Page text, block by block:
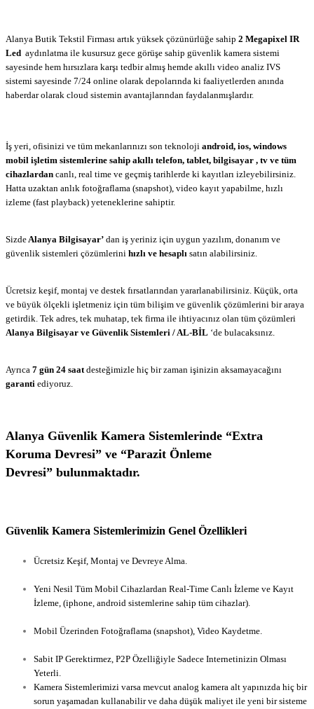
Alanya Butik Tekstil Firması artık yüksek çözünürlüğe sahip 2 Megapixel IR
Led aydınlatma ile kusursuz gece görüşe sahip güvenlik kamera sistemi
sayesinde hem hırsızlara karşı tedbir almış hemde akıllı video analiz IVS
sistemi sayesinde 7/24 online olarak depolarında ki faaliyetlerden anında
haberdar olarak cloud sistemin avantajlarından faydalanmışlardır.
İş yeri, ofisinizi ve tüm mekanlarınızı son teknoloji android, ios, windows
mobil işletim sistemlerine sahip akıllı telefon, tablet, bilgisayar , tv ve tüm
cihazlardan canlı, real time ve geçmiş tarihlerde ki kayıtları izleyebilirsiniz.
Hatta uzaktan anlık fotoğraflama (snapshot), video kayıt yapabilme, hızlı
izleme (fast playback) yeteneklerine sahiptir.
Sizde Alanya Bilgisayar’ dan iş yeriniz için uygun yazılım, donanım ve
güvenlik sistemleri çözümlerini hızlı ve hesaplı satın alabilirsiniz.
Ücretsiz keşif, montaj ve destek fırsatlarından yararlanabilirsiniz. Küçük, orta
ve büyük ölçekli işletmeniz için tüm bilişim ve güvenlik çözümlerini bir araya
getirdik. Tek adres, tek muhatap, tek firma ile ihtiyacınız olan tüm çözümleri
Alanya Bilgisayar ve Güvenlik Sistemleri / AL-BİL ‘de bulacaksınız.
Ayrıca 7 gün 24 saat desteğimizle hiç bir zaman işinizin aksamayacağını
garanti ediyoruz.
Alanya Güvenlik Kamera Sistemlerinde “Extra
Koruma Devresi” ve “Parazit Önleme
Devresi” bulunmaktadır.
Güvenlik Kamera Sistemlerimizin Genel Özellikleri
Ücretsiz Keşif, Montaj ve Devreye Alma.
Yeni Nesil Tüm Mobil Cihazlardan Real-Time Canlı İzleme ve Kayıt
İzleme, (iphone, android sistemlerine sahip tüm cihazlar).
Mobil Üzerinden Fotoğraflama (snapshot), Video Kaydetme.
Sabit IP Gerektirmez, P2P Özelliğiyle Sadece Internetinizin Olması
Yeterli.
Kamera Sistemlerimizi varsa mevcut analog kamera alt yapınızda hiç bir
sorun yaşamadan kullanabilir ve daha düşük maliyet ile yeni bir sisteme